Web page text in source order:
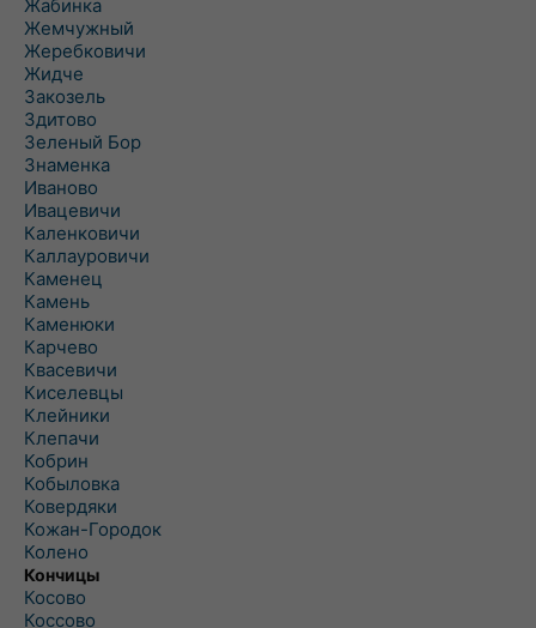
Жабинка
Жемчужный
Жеребковичи
Жидче
Закозель
Здитово
Зеленый Бор
Знаменка
Иваново
Ивацевичи
Каленковичи
Каллауровичи
Каменец
Камень
Каменюки
Карчево
Квасевичи
Киселевцы
Клейники
Клепачи
Кобрин
Кобыловка
Ковердяки
Кожан-Городок
Колено
Кончицы
Косово
Коссово